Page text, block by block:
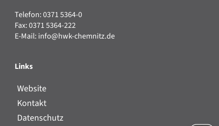
Telefon: 0371 5364-0
Fax: 0371 5364-222
E-Mail: info@hwk-chemnitz.de
Links
Website
Kontakt
Datenschutz